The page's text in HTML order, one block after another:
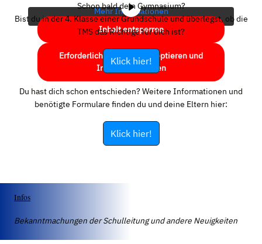
Mehr Informationen
Inhalt entsperren
Erforderlichen Service akzeptieren und
Inhalte entsperren
Schon bald dein Gymnasium?
Bist du in der 4. Klasse einer Grundschule und überlegst, ob die
TMS das Richtige für dich ist?
Klick hier!
Du hast dich schon entschieden? Weitere Informationen und
benötigte Formulare finden du und deine Eltern hier:
Klick hier!
Infos
Bekanntmachungen der Schulleitung und andere Neuigkeiten